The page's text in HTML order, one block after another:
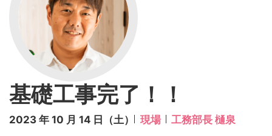
基礎工事完了！！
2023 年 10 月 14 日（土） 現場 工務部長 樋泉